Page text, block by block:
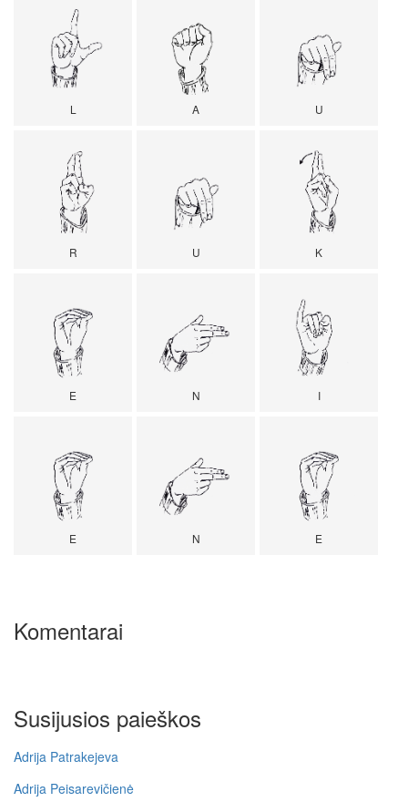
L A U
R U K
E N I
E N E
Komentarai
Susijusios paieškos
Adrija Patrakejeva
Adrija Peisarevičienė